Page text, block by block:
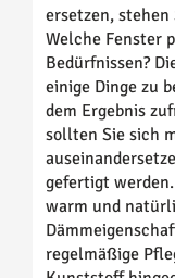
ersetzen, stehen
Welche Fenster
Bedürfnissen?
einige Dinge zu
dem Ergebnis
sollten Sie sich
gefertigt
warm und
regelmäßige